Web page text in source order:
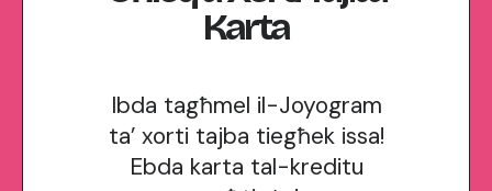
Karta
Ibda tagħmel il-Joyogram
ta’ xorti tajba tiegħek issa!
Ebda karta tal-kreditu